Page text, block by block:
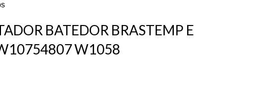
BATEDOR BRASTEMP E
W1058